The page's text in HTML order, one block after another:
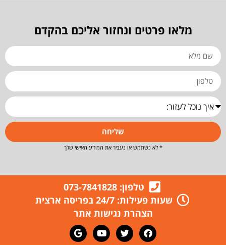
מלאו פרטים ונחזור אליכם בהקדם
שליחה
* לא נשתמש או נעביר את המידע האישי שלך
טלפון: 073-7841828
שעות פעילות: 24/7 בפריסה ארצית
הצהרת נגישות אתר